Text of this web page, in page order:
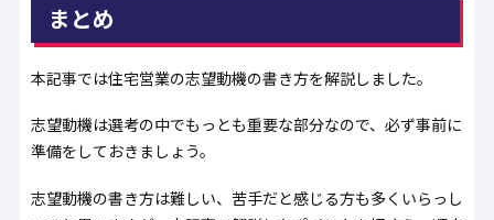
まとめ
本記事では住宅営業の志望動機の書き方を解説しました。
志望動機は選考の中でもっとも重要な部分なので、必ず事前に
準備をしておきましょう。
志望動機の書き方は難しい、苦手だと感じる方も多くいらっし